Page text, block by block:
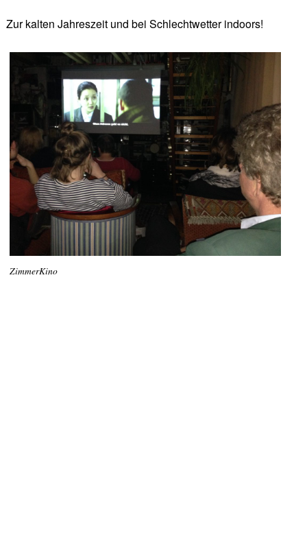
Zur kalten Jahreszeit und bei Schlechtwetter indoors!
ZimmerKino